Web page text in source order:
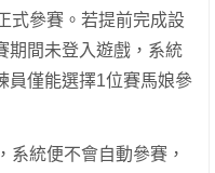
式參賽。若提前完成設
期間未登入遊戲，系統
員僅能選擇1位賽馬娘參
系統便不會自動參賽，